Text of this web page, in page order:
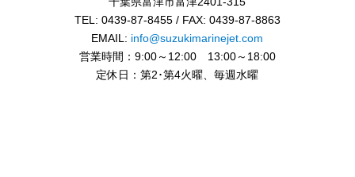
TEL: 0439-87-8455 / FAX: 0439-87-8863
EMAIL: info@suzukimarinejet.com
営業時間：9:00～12:00 13:00～18:00
定休日：第2･第4火曜、毎週水曜